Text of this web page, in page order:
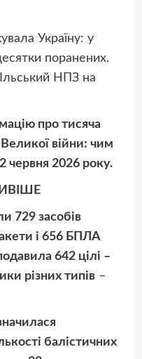
Україну: у
поранених.
НПЗ на
про тисяча
війни: чим
червня 2026 року.
729 засобів
і 656 БПЛА
642 цілі –
різних типів–
балістичних